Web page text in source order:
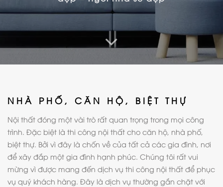
NHÀ PHỐ, CĂN HỘ, BIỆT THỰ
Nội thất đóng một vài trò rất quan trọng trong mọi công
trình. Đặc biệt là thi công nội thất cho căn hộ, nhà phố,
biệt thự. Bởi vì đây là chốn về của tất cả các gia đình, nơi
để xây đắp một gia đình hạnh phúc. Chúng tôi rất vui
mừng vì được mang đến dịch vụ thi công nội thất để phục
vụ quý khách hàng. Đây là dịch vụ thường gắn chặt với